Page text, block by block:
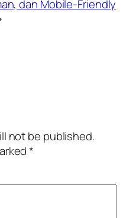
dan Mobile-Friendly
not be published.
*